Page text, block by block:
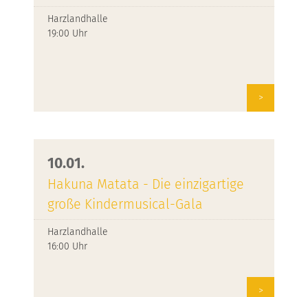
Harzlandhalle
19:00 Uhr
>
10.01.
Hakuna Matata - Die einzigartige
große Kindermusical-Gala
Harzlandhalle
16:00 Uhr
>